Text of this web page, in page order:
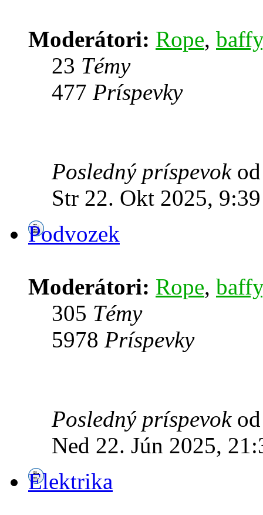
Moderátori: Rope, baffy
23 Témy
477 Príspevky
Posledný príspevok
Str 22. Okt 2025, 9:39
Podvozek
Moderátori: Rope, baffy
305 Témy
5978 Príspevky
Posledný príspevok
Ned 22. Jún 2025,
Elektrika